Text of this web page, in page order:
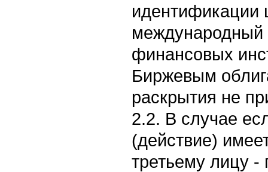
идентификации
международный
финансовых
Биржевым
раскрытия не
2.2. В случае
(действие)
третьему лицу